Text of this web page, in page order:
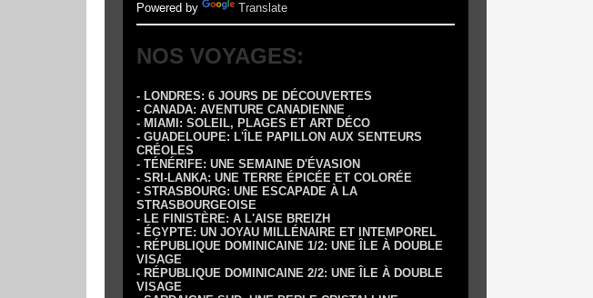
Powered by Translate
NOS VOYAGES:
- LONDRES: 6 JOURS DE DÉCOUVERTES
- CANADA: AVENTURE CANADIENNE
- MIAMI: SOLEIL, PLAGES ET ART DÉCO
- GUADELOUPE: L'ÎLE PAPILLON AUX SENTEURS
CRÉOLES
- TÉNÉRIFE: UNE SEMAINE D'ÉVASION
- SRI-LANKA: UNE TERRE ÉPICÉE ET COLORÉE
- STRASBOURG: UNE ESCAPADE À LA
STRASBOURGEOISE
- LE FINISTÈRE: A L'AISE BREIZH
- ÉGYPTE: UN JOYAU MILLÉNAIRE ET INTEMPOREL
- RÉPUBLIQUE DOMINICAINE 1/2: UNE ÎLE À DOUBLE
VISAGE
- RÉPUBLIQUE DOMINICAINE 2/2: UNE ÎLE À DOUBLE
VISAGE